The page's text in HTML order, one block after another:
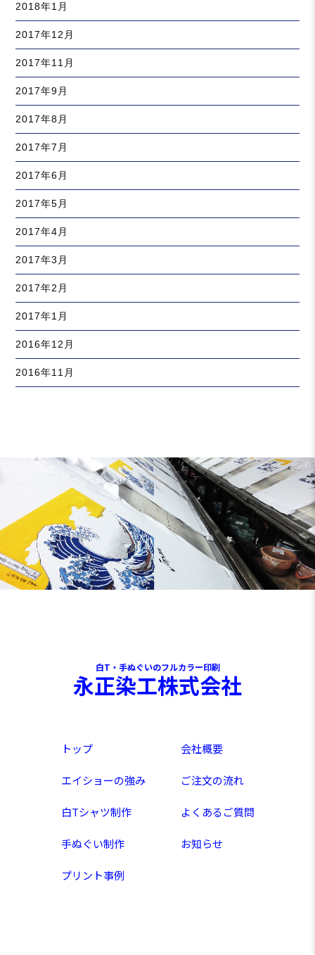
2018年1月
2017年12月
2017年11月
2017年9月
2017年8月
2017年7月
2017年6月
2017年5月
2017年4月
2017年3月
2017年2月
2017年1月
2016年12月
2016年11月
白T・手ぬぐいのフルカラー印刷
永正染工株式会社
トップ
エイショーの強み
白Tシャツ制作
手ぬぐい制作
プリント事例
会社概要
ご注文の流れ
よくあるご質問
お知らせ